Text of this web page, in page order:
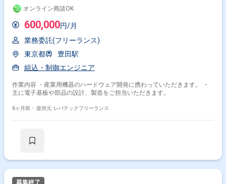
オンライン商談OK
600,000円/月
業務委託(フリーランス)
東京都
豊田駅
組込・制御エンジニア
作業内容 ・産業用機器のハードウェア開発に携わっていただきます。 ・
主に電子基板や部品の設計、製造をご担当いただきます。
6ヶ月前・ 提供元: レバテックフリーランス